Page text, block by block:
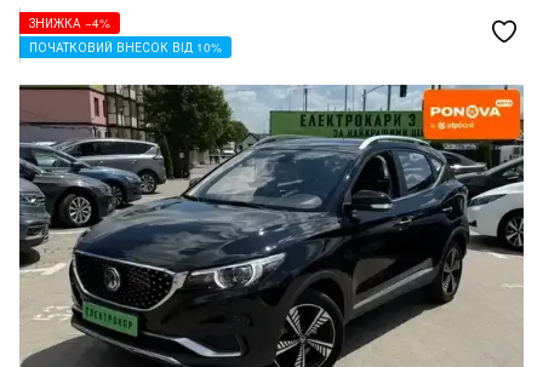
ЗНИЖКА −4%
ПОЧАТКОВИЙ ВНЕСОК ВІД 10%